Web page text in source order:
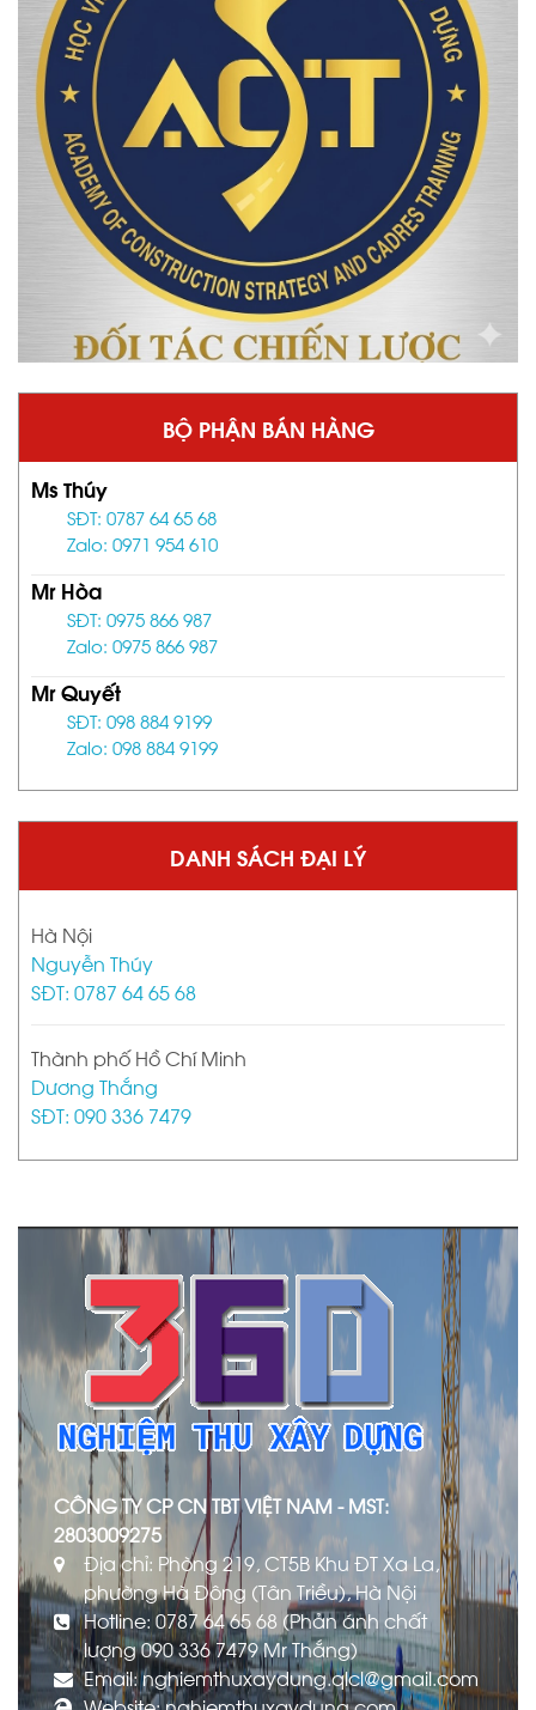
BỘ PHẬN BÁN HÀNG
Ms Thúy
SĐT: 0787 64 65 68
Zalo: 0971 954 610
Mr Hòa
SĐT: 0975 866 987
Zalo: 0975 866 987
Mr Quyết
SĐT: 098 884 9199
Zalo: 098 884 9199
DANH SÁCH ĐẠI LÝ
Hà Nội
Nguyễn Thúy
SĐT: 0787 64 65 68
Thành phố Hồ Chí Minh
Dương Thắng
SĐT: 090 336 7479
CÔNG TY CP CN TBT VIỆT NAM - MST:
2803009275
Địa chỉ: Phòng 219, CT5B Khu ĐT Xa La,
phường Hà Đông (Tân Triều), Hà Nội
Hotline: 0787 64 65 68 (Phản ánh chất
lượng 090 336 7479 Mr Thắng)
Email: nghiemthuxaydung.qlcl@gmail.com